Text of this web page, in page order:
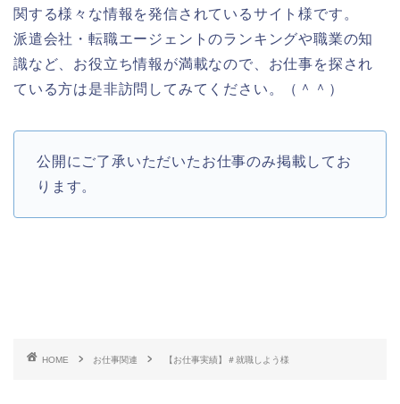
関する様々な情報を発信されているサイト様です。
派遣会社・転職エージェントのランキングや職業の知
識など、お役立ち情報が満載なので、お仕事を探され
ている方は是非訪問してみてください。（＾＾）
公開にご了承いただいたお仕事のみ掲載してお
ります。
HOME お仕事関連 【お仕事実績】＃就職しよう様